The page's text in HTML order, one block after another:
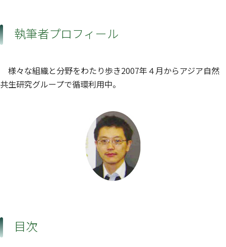
執筆者プロフィール
様々な組織と分野をわたり歩き2007年４月からアジア自然
共生研究グループで循環利用中。
目次